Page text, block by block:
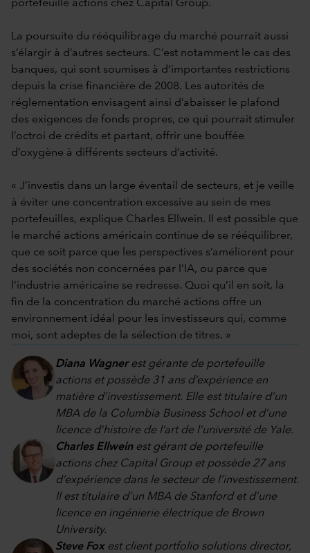
portefeuille actions chez Capital Group.
La poursuite du rééquilibrage du marché pourrait aussi
s’élargir à d’autres secteurs. C’est notamment le cas des
banques, qui sont soumises à d’importantes restrictions
depuis la crise financière de 2008. Les autorités de
réglementation envisagent ainsi d’abaisser le plafond
des exigences de fonds propres, ce qui pourrait stimuler
l’octroi de crédits et partant, offrir une bouffée
d’oxygène à différents secteurs d’activité.
« J’investis dans un large éventail de secteurs, et je veille
à éviter une concentration excessive au sein de mes
portefeuilles, explique Charles Ellwein. Il est possible que
le marché actions américain continue de se rééquilibrer,
que ce soit parce que les perspectives s’améliorent pour
des sociétés non concernées par l’IA, ou parce que
l’industrie américaine se redresse. Quoi qu’il en soit, la
fin de la concentration du marché actions offre un
environnement idéal pour les investisseurs qui, comme
moi, sont adeptes de la sélection de titres. »
Diana Wagner est gérante de portefeuille
actions et possède 31 ans d’expérience en
matière d’investissement. Elle est titulaire d’un
MBA de la Columbia Business School et d’une
licence d’histoire de l’art de l’université de Yale.
Charles Ellweinest gérant de portefeuille
actions chez Capital Group et possède 27 ans
d’expérience dans le secteur de l’investissement.
Il est titulaire d’un MBA de Stanford et d’une
licence en ingénierie électrique de Brown
University.
Steve Foxest client portfolio solutions director,